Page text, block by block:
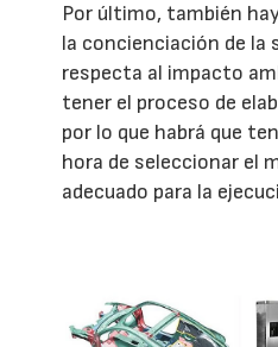
Por último, también
la concienciación de la
respecta al impacto
tener el proceso de
por lo que habrá que
hora de seleccionar el
adecuado para la